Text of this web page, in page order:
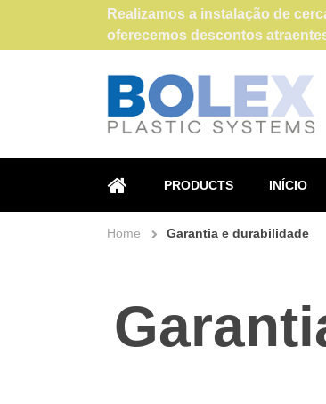
HOME
PRODUCTS INÍCIO
Realizamos a instalação de
oferecemos descontos
Home Garantia e durabilidade